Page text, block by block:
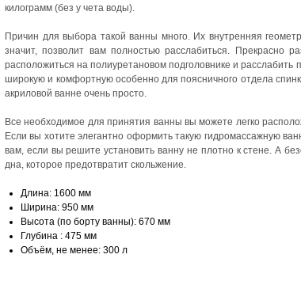
килограмм (без у чета воды).
Причин для выбора такой ванны много. Их внутренняя
значит, позволит вам полностью расслабиться. Прекрасно
расположиться на полиуретановом подголовнике и расслабить
широкую и комфортную особенно для поясничного отдела
акриловой ванне очень просто.
Все необходимое для принятия ванны вы можете легко
Если вы хотите элегантно оформить такую гидромассажную
вам, если вы решите установить ванну не плотно к стене. А
дна, которое предотвратит скольжение.
Длина: 1600 мм
Ширина: 950 мм
Высота (по борту ванны): 670 мм
Глубина : 475 мм
Объём, не менее: 300 л